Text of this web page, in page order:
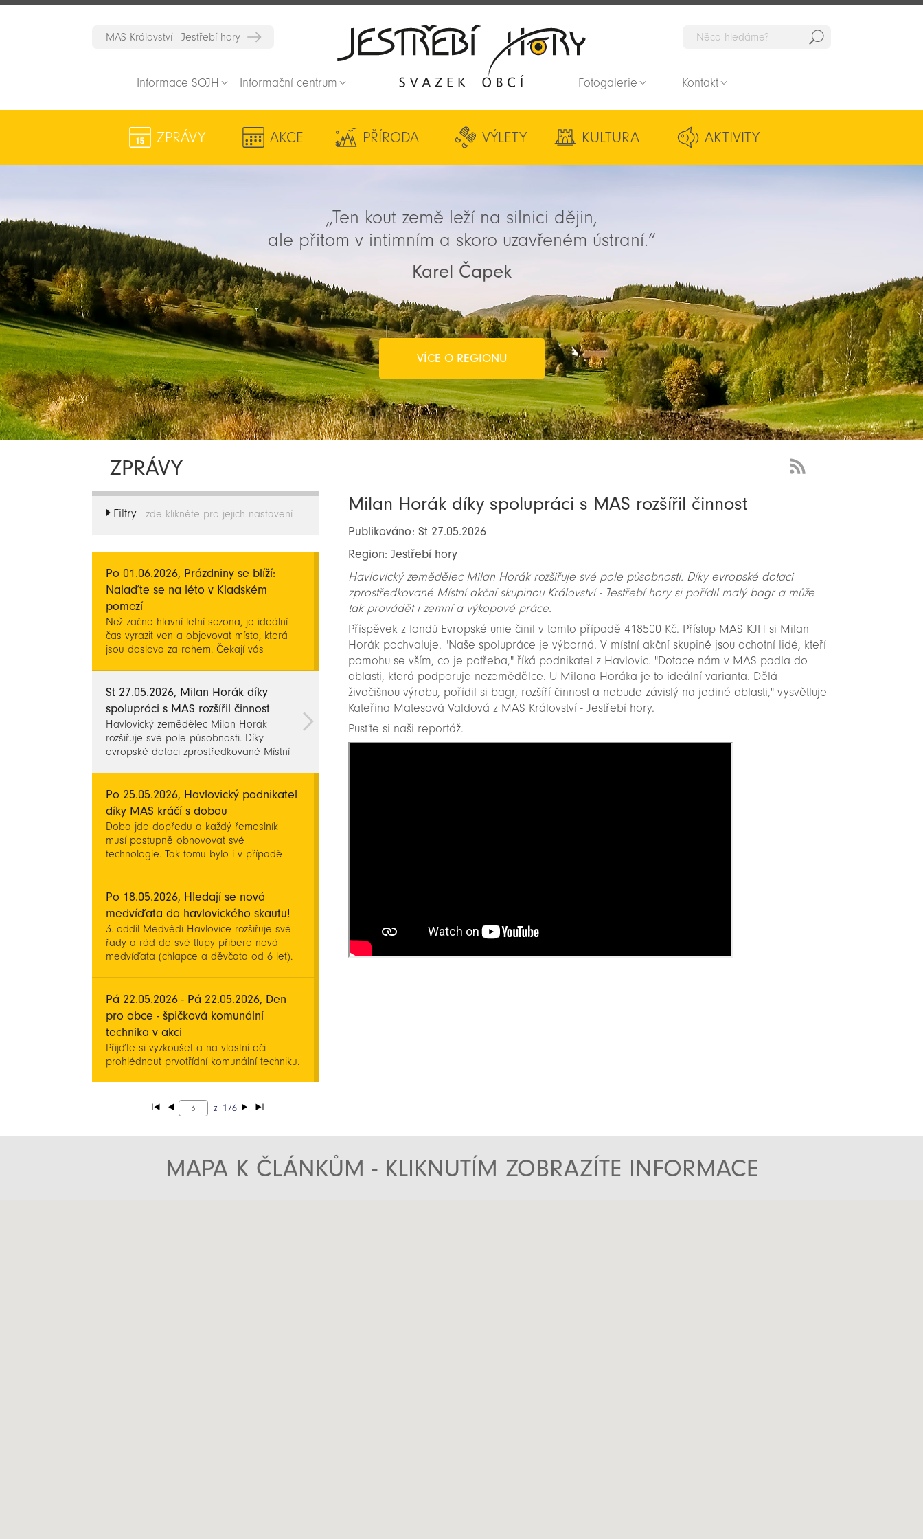
MAS Království - Jestřebí hory
Informace SOJH Informační centrum Fotogalerie Kontakt
ZPRÁVY AKCE PŘÍRODA VÝLETY KULTURA AKTIVITY
„Ten kout země leží na silnici dějin,
ale přitom v intimním a skoro uzavřeném ústraní.“
Karel Čapek
VÍCE O REGIONU
ZPRÁVY
Filtry - zde klikněte pro jejich nastavení
Po 01.06.2026, Prázdniny se blíží:
Nalaďte se na léto v Kladském
pomezí
Než začne hlavní letní sezona, je ideální
čas vyrazit ven a objevovat místa, která
jsou doslova za rohem. Čekají vás
letos připomínají významná výročí.
St 27.05.2026, Milan Horák díky
spolupráci s MAS rozšířil činnost
Havlovický zemědělec Milan Horák
rozšiřuje své pole působnosti. Díky
evropské dotaci zprostředkované Místní
zemní a výkopové práce.
Po 25.05.2026, Havlovický podnikatel
díky MAS kráčí s dobou
Doba jde dopředu a každý řemeslník
musí postupně obnovovat své
technologie. Tak tomu bylo i v případě
Po 18.05.2026, Hledají se nová
medvíďata do havlovického skautu!
3. oddíl Medvědi Havlovice rozšiřuje své
řady a rád do své tlupy přibere nová
medvíďata (chlapce a děvčata od 6 let).
Pá 22.05.2026 - Pá 22.05.2026, Den
pro obce - špičková komunální
technika v akci
Přijďte si vyzkoušet a na vlastní oči
prohlédnout prvotřídní komunální techniku.
z 176
Milan Horák díky spolupráci s MAS rozšířil činnost
Publikováno: St 27.05.2026
Region: Jestřebí hory
Havlovický zemědělec Milan Horák rozšiřuje své pole působnosti. Díky evropské dotaci
zprostředkované Místní akční skupinou Království - Jestřebí hory si pořídil malý bagr a může
tak provádět i zemní a výkopové práce.
Příspěvek z fondů Evropské unie činil v tomto případě 418500 Kč. Přístup MAS KJH si Milan
Horák pochvaluje. "Naše spolupráce je výborná. V místní akční skupině jsou ochotní lidé, kteří
pomohu se vším, co je potřeba," říká podnikatel z Havlovic. "Dotace nám v MAS padla do
oblasti, která podporuje nezemědělce. U Milana Horáka je to ideální varianta. Dělá
živočišnou výrobu, pořídil si bagr, rozšíří činnost a nebude závislý na jediné oblasti," vysvětluje
Kateřina Matesová Valdová z MAS Království - Jestřebí hory.
Pusťte si naši reportáž.
MAPA K ČLÁNKŮM - KLIKNUTÍM ZOBRAZÍTE INFORMACE